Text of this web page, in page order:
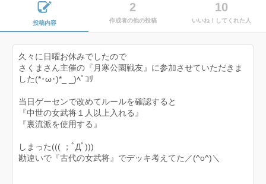
投稿内容
2
作成者の他の投稿
10
いいね！してくれた人
久々に日曜お休みでしたので
さくまさん主催の『月寒公園戦友』に参加させていただきま
した(*･ω･)*_ _)ﾍﾟｺﾘ
当日ゲーセンで改めてルールを確認すると
『中世の女武将１人以上入れる』
『裏流派を使用する』
しまった((( ；ﾟДﾟ)))
勘違いで『古代の女武将』でデッキ考えてた／(^o^)＼